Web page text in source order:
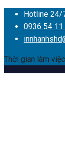
Hotline 24/
0936 54 11
Thời gian làm